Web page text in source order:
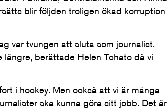
blir följden troligen ökad korruption
var tvungen att sluta som journalist.
berättade Helen Tchato då vi
i hockey. Men också att vi är många
ska kunna göra sitt jobb. Det är